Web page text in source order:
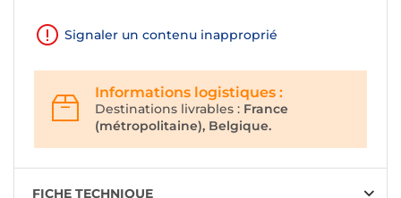
Signaler un contenu inapproprié
Informations logistiques :
Destinations livrables : France
(métropolitaine), Belgique.
FICHE TECHNIQUE